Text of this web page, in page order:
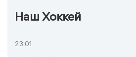
Наш Хоккей
23:01